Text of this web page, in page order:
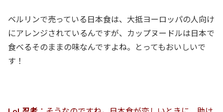
ベルリンで売っている日本食は、大抵ヨーロッパの人向け
にアレンジされているんですが、カップヌードルは日本で
食べるそのままの味なんですよね。とってもおいしいで
す！